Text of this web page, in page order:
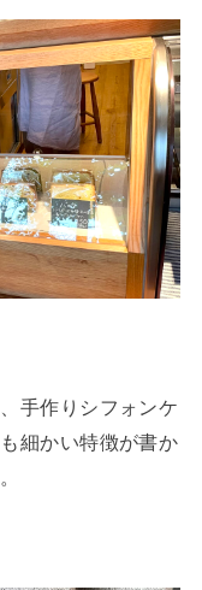
手作りシフォンケ
細かい特徴が書か